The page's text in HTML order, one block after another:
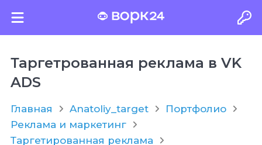
Таргетрованная реклама в VK
ADS
Главная Anatoliy_target
Портфолио
Реклама и маркетинг
Таргетированная реклама